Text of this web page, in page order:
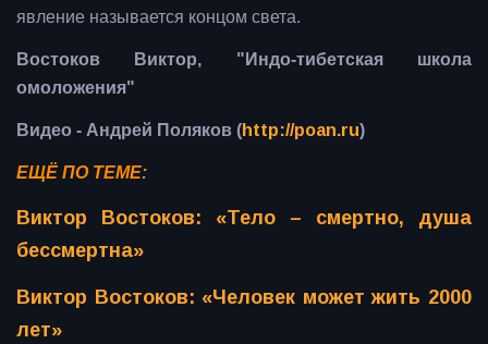
явление называется концом света.
Востоков Виктор, "Индо-тибетская школа
омоложения"
Видео - Андрей Поляков (http://poan.ru)
ЕЩЁ ПО ТЕМЕ:
Виктор Востоков: «Тело – смертно, душа
бессмертна»
Виктор Востоков: «Человек может жить 2000
лет»